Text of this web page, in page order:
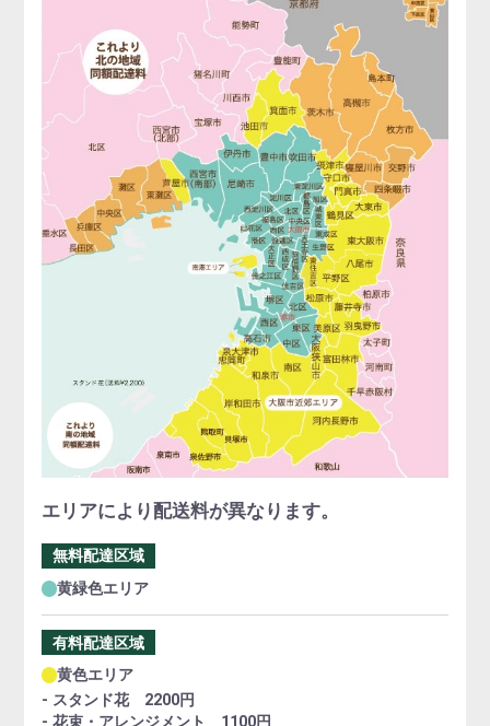
エリアにより配送料が異なります。
無料配達区域
黄緑色エリア
有料配達区域
黄色エリア
- スタンド花 2200円
- 花束・アレンジメント 1100円